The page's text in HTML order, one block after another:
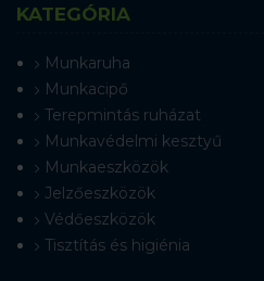
KATEGÓRIA
Munkaruha
Munkacipő
Terepmintás ruházat
Munkavédelmi kesztyű
Munkaeszközök
Jelzőeszközök
Védőeszközök
Tisztítás és higiénia